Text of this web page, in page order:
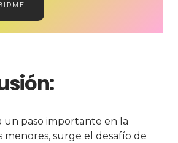
un paso importante en la
menores, surge el desafío de